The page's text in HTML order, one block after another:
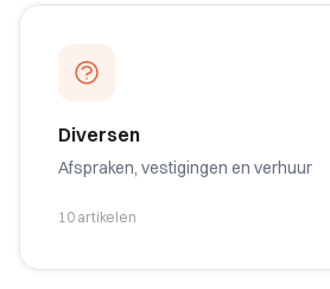
Diversen
Afspraken, vestigingen en verhuur
10 artikelen